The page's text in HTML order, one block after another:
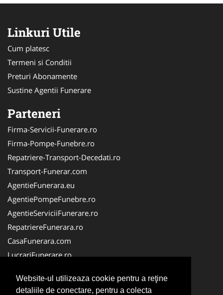
Website-ul utilizeaza cookie pentru a reţine
detaliile de conectare, pentru a colecta
Linkuri Utile
Cum platesc
Termeni si Conditii
Preturi Abonamente
Sustine Agentii Funerare
Parteneri
Firma-Servicii-Funerare.ro
Firma-Pompe-Funebre.ro
Repatriere-Transport-Decedati.ro
Transport-Funerar.com
AgentieFunerara.eu
AgentiePompeFunebre.ro
AgentieServiciiFunerare.ro
RepatriereFunerara.ro
CasaFunerara.com
LucrariFunerare.ro
ParastasesiPomeni.ro